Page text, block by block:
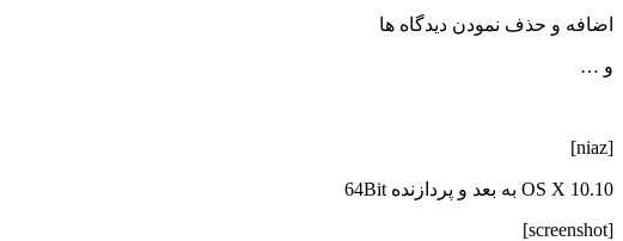
اضافه و حذف نمودن دیدگاه ها
و …
[niaz]
OS X 10.10 به بعد و پردازنده 64Bit
[screenshot]